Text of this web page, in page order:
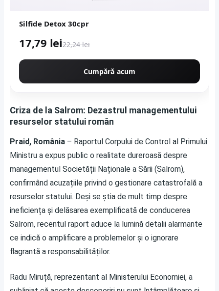
Silfide Detox 30cpr
17,79 lei22,24 lei
Cumpără acum
Criza de la Salrom: Dezastrul managementului
resurselor statului român
Praid, România – Raportul Corpului de Control al Primului
Ministru a expus public o realitate dureroasă despre
managementul Societății Naționale a Sării (Salrom),
confirmând acuzațiile privind o gestionare catastrofală a
resurselor statului. Deși se știa de mult timp despre
ineficiența și delăsarea exemplificată de conducerea
Salrom, recentul raport aduce la lumină detalii alarmante
ce indică o amplificare a problemelor și o ignorare
flagrantă a responsabilităților.
Radu Miruță, reprezentant al Ministerului Economiei, a